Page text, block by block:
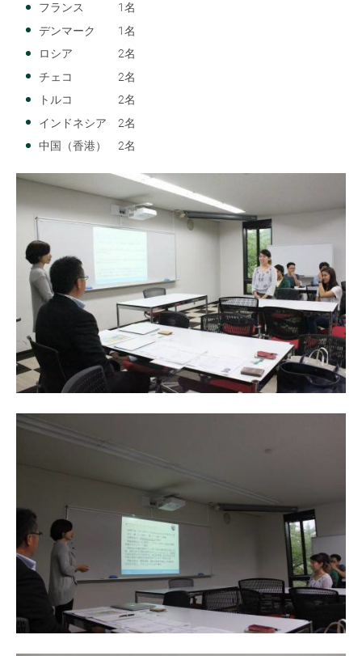
フランス 1名
デンマーク 1名
ロシア 2名
チェコ 2名
トルコ 2名
インドネシア 2名
中国（香港） 2名